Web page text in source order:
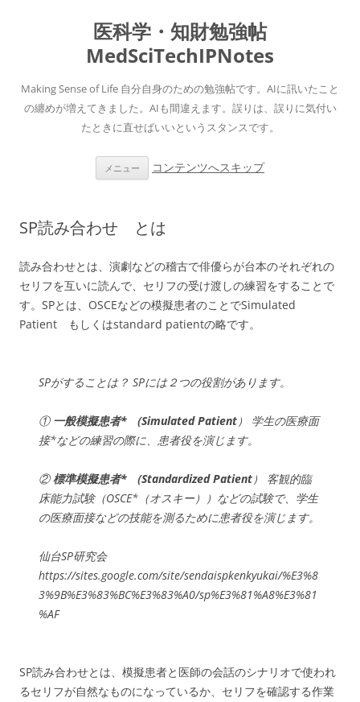
医科学・知財勉強帖
MedSciTechIPNotes
Making Sense of Life 自分自身のための勉強帖です。AIに訊いたこと
の纏めが増えてきました。AIも間違えます。誤りは、誤りに気付い
たときに直せばいいというスタンスです。
メニュー コンテンツへスキップ
SP読み合わせ とは
読み合わせとは、演劇などの稽古で俳優らが台本のそれぞれの
セリフを互いに読んで、セリフの受け渡しの練習をすることで
す。SPとは、OSCEなどの模擬患者のことでSimulated
Patient もしくはstandard patientの略です。
SPがすることは？ SPには２つの役割があります。
①一般模擬患者* （Simulated Patient） 学生の医療面
接*などの練習の際に、患者役を演じます。
②標準模擬患者* （Standardized Patient） 客観的臨
床能力試験（OSCE*（オスキー））などの試験で、学生
の医療面接などの技能を測るために患者役を演じます。
仙台SP研究会
https://sites.google.com/site/sendaispkenkyukai/%E3%8
3%9B%E3%83%BC%E3%83%A0/sp%E3%81%A8%E3%81
%AF
SP読み合わせとは、模擬患者と医師の会話のシナリオで使われ
るセリフが自然なものになっているか、セリフを確認する作業